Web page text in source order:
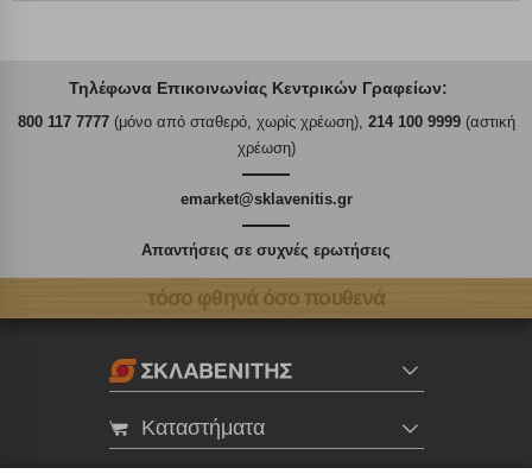
Τηλέφωνα Επικοινωνίας Κεντρικών Γραφείων:
800 117 7777(μόνο από σταθερό, χωρίς χρέωση), 214 100 9999(αστική
χρέωση)
emarket@sklavenitis.gr
Απαντήσεις σε συχνές ερωτήσεις
τόσο φθηνά όσο πουθενά
Καταστήματα